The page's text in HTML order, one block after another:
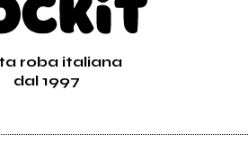
roba italiana
dal 1997